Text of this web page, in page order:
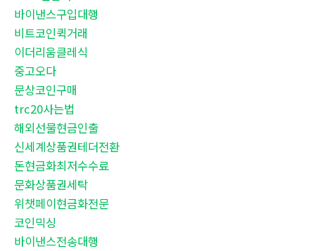
바이낸스구입대행
비트코인퀵거래
이더리움클레식
중고오다
문상코인구매
trc20사는법
해외선물현금인출
신세계상품권테더전환
돈현금화최저수수료
문화상품권세탁
위챗페이현금화전문
코인믹싱
바이낸스전송대행